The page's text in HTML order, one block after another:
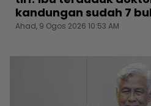
kandungan sudah 7
Ahad, 9 Ogos 2026 10:53 AM